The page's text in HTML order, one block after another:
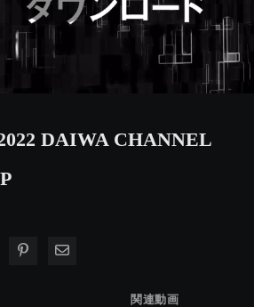
Play
DAIWA CHANNEL
する で共有
Pinterest に投稿
電子メールで共有
関連動画